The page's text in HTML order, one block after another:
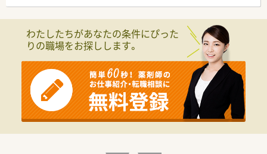
■2018年に創立された法人で、地域に根差した温かい調剤薬局
を岩手県一関市にて1店舗運営している会社です。
■今後も組織としてさらなる成長を目指して前進している企業
■働くスタッフ一人ひとりを非常に大切にする代表が運営して
おり、会社全体のチームワークが抜群な点も魅力です。
【こんな方にオススメ】
■平日は18時までの勤務で残業もほぼない環境のため、ワーク
ライフバランスを最優先にしたい方に最適です。
■将来的に薬局長や管理薬剤師といった、経営や店舗運営に近い
わたしたちがあなたの条件にぴった
りの職場をお探しします。